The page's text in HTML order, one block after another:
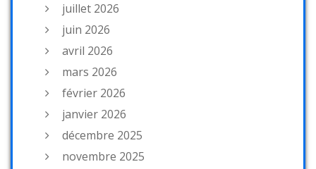
juillet 2026
juin 2026
avril 2026
mars 2026
février 2026
janvier 2026
décembre 2025
novembre 2025